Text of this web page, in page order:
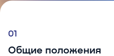
Общие положения